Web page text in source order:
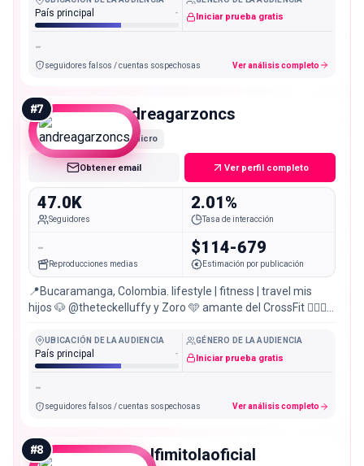
País principal - Iniciar prueba gratis
-
seguidores falsos / cuentas sospechosas Ver análisis completo
#7 andreagarzoncs
Micro
Obtener email Ver perfil completo
47.0K
Seguidores
2.01%
Tasa de interacción
-
Reproducciones medias
$114-679
Estimación por publicación
📍Bucaramanga, Colombia. lifestyle | fitness | travel mis
hijos 🐶 @theteckelluffy y Zoro 🩵 amante del CrossFit 🏋🏼‍♀️
UBICACIÓN DE LA AUDIENCIA
País principal -
GÉNERO DE LA AUDIENCIA
Iniciar prueba gratis
-
seguidores falsos / cuentas sospechosas Ver análisis completo
#8 vadolfimitolaoficial